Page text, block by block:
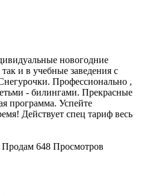
новогодние
и в учебные заведения с
Профессионально ,
- билингами. Прекрасные
программа. Успейте
Действует спец тариф весь
Продам 648 Просмотров